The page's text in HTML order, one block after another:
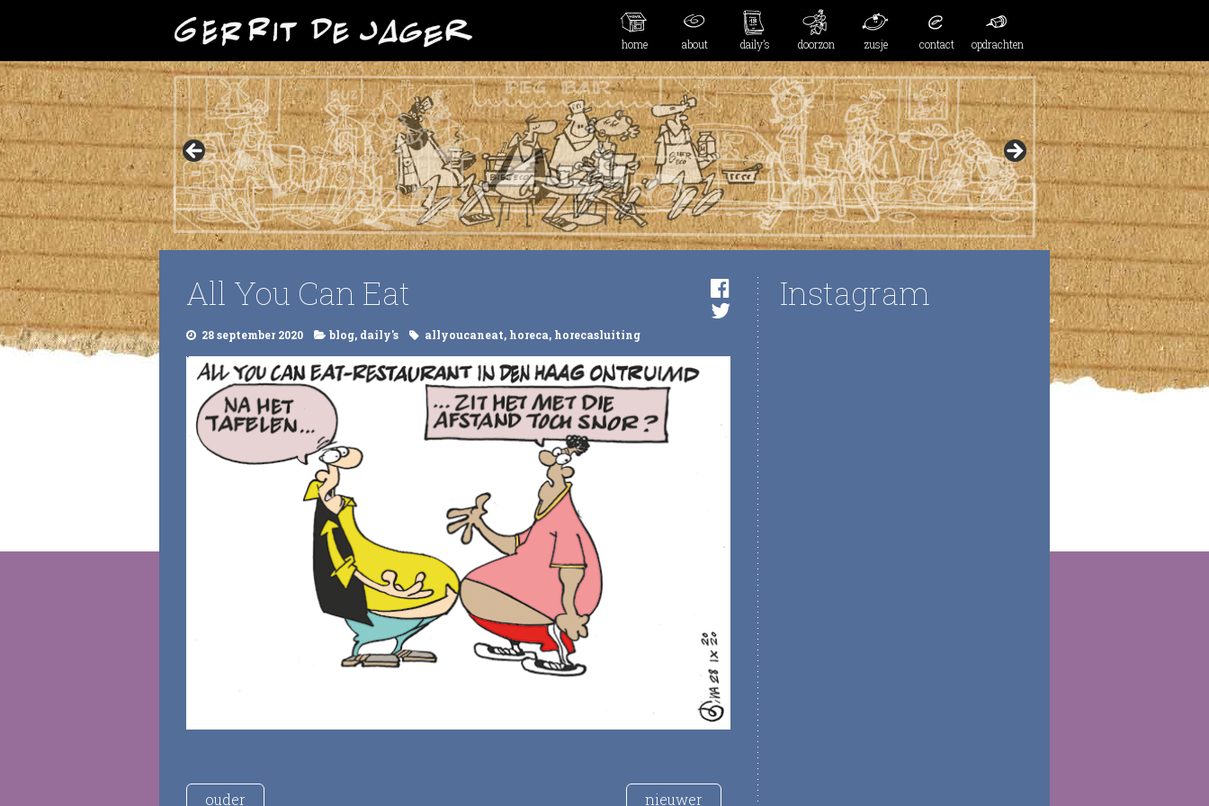
home about daily’s doorzon zusje contact opdrachten
All You Can Eat
28 september 2020 blog, daily's allyoucaneat, horeca, horecasluiting
ouder nieuwer
Instagram